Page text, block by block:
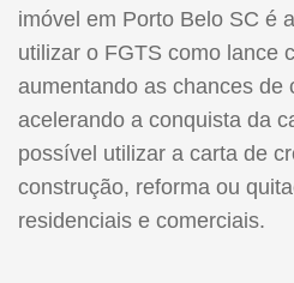
imóvel em Porto Belo SC é
utilizar o FGTS como lance
aumentando as chances de
acelerando a conquista da
possível utilizar a carta de
construção, reforma ou
residenciais e comerciais.